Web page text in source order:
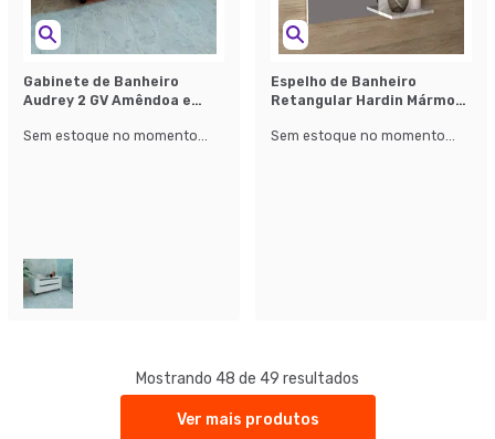
Gabinete de Banheiro
Audrey 2 GV Amêndoa e
Sem estoque no momento...
Espelho de Banheiro
Retangular Hardin Mármore
Sem estoque no momento...
Mostrando 48 de 49 resultados
Ver mais produtos